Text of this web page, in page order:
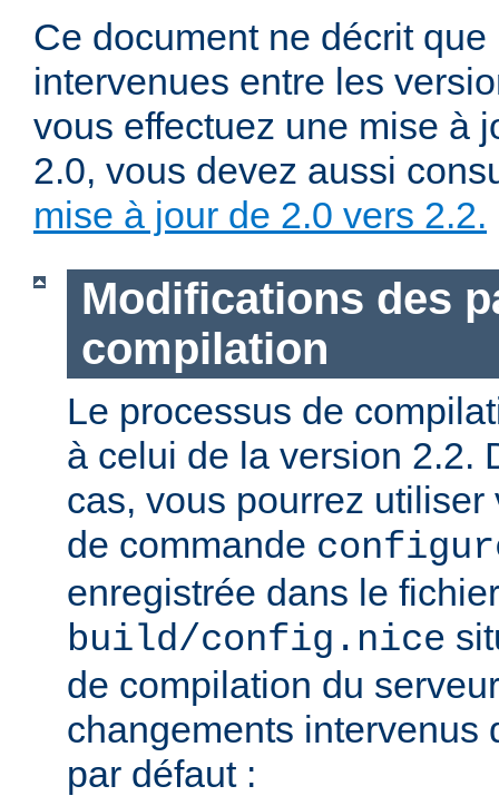
Ce document ne décrit
intervenues entre les
vous effectuez une mise à
2.0, vous devez aussi
mise à jour de 2.0 vers 2.2.
Modifications des
compilation
Le processus de
à celui de la version 2.2.
cas, vous pourrez
de commande
enregistrée dans le fichier
build/config.nice
de compilation du
changements intervenus
par défaut :